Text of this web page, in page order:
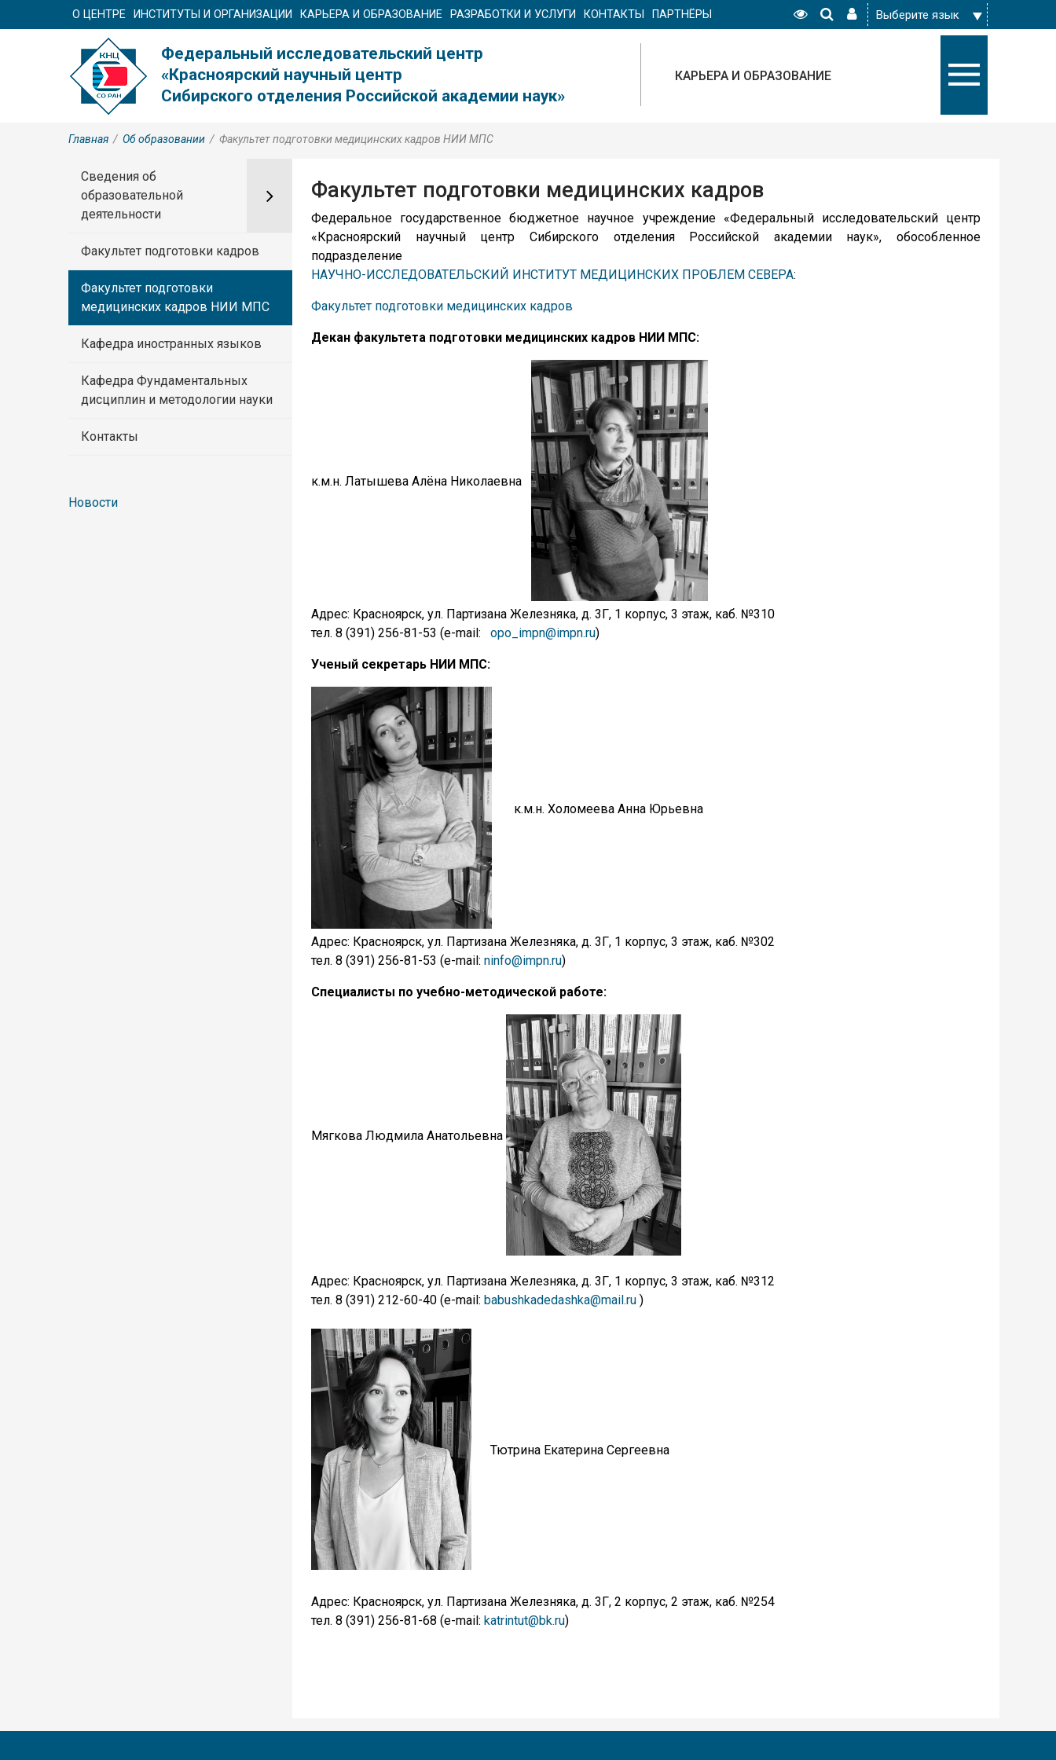
О ЦЕНТРЕ ИНСТИТУТЫ И ОРГАНИЗАЦИИ КАРЬЕРА И ОБРАЗОВАНИЕ РАЗРАБОТКИ И УСЛУГИ КОНТАКТЫ ПАРТНЁРЫ
Федеральный исследовательский центр
«Красноярский научный центр
Сибирского отделения Российской академии наук»
КАРЬЕРА И ОБРАЗОВАНИЕ
Главная / Об образовании / Факультет подготовки медицинских кадров НИИ МПС
Сведения об
образовательной
деятельности
Факультет подготовки кадров
Факультет подготовки
медицинских кадров НИИ МПС
Кафедра иностранных языков
Кафедра Фундаментальных
дисциплин и методологии науки
Контакты
Новости
Факультет подготовки медицинских кадров
Федеральное государственное бюджетное научное учреждение «Федеральный исследовательский центр
«Красноярский научный центр Сибирского отделения Российской академии наук», обособленное
подразделение
НАУЧНО-ИССЛЕДОВАТЕЛЬСКИЙ ИНСТИТУТ МЕДИЦИНСКИХ ПРОБЛЕМ СЕВЕРА:
Факультет подготовки медицинских кадров
Декан факультета подготовки медицинских кадров НИИ МПС:
к.м.н. Латышева Алёна Николаевна
Адрес: Красноярск, ул. Партизана Железняка, д. 3Г, 1 корпус, 3 этаж, каб. №310
тел. 8 (391) 256-81-53 (e-mail: opo_impn@impn.ru)
Ученый секретарь НИИ МПС:
к.м.н. Холомеева Анна Юрьевна
Адрес: Красноярск, ул. Партизана Железняка, д. 3Г, 1 корпус, 3 этаж, каб. №302
тел. 8 (391) 256-81-53 (e-mail: ninfo@impn.ru)
Специалисты по учебно-методической работе:
Мягкова Людмила Анатольевна
Адрес: Красноярск, ул. Партизана Железняка, д. 3Г, 1 корпус, 3 этаж, каб. №312
тел. 8 (391) 212-60-40 (e-mail: babushkadedashka@mail.ru )
Тютрина Екатерина Сергеевна
Адрес: Красноярск, ул. Партизана Железняка, д. 3Г, 2 корпус, 2 этаж, каб. №254
тел. 8 (391) 256-81-68 (e-mail: katrintut@bk.ru)